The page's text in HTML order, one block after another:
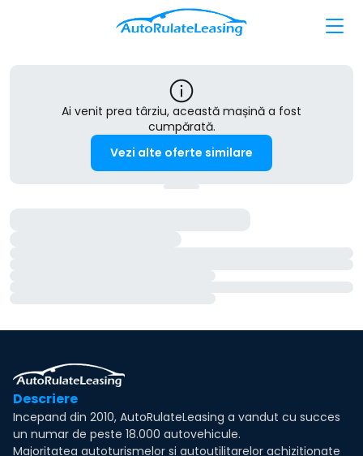
Ai venit prea târziu, această mașină a fost
cumpărată.
Vezi alte oferte similare
Descriere
Incepand din 2010, AutoRulateLeasing a vandut cu succes
un numar de peste 18.000 autovehicule.
Majoritatea autoturismelor si autoutilitarelor achizitionate